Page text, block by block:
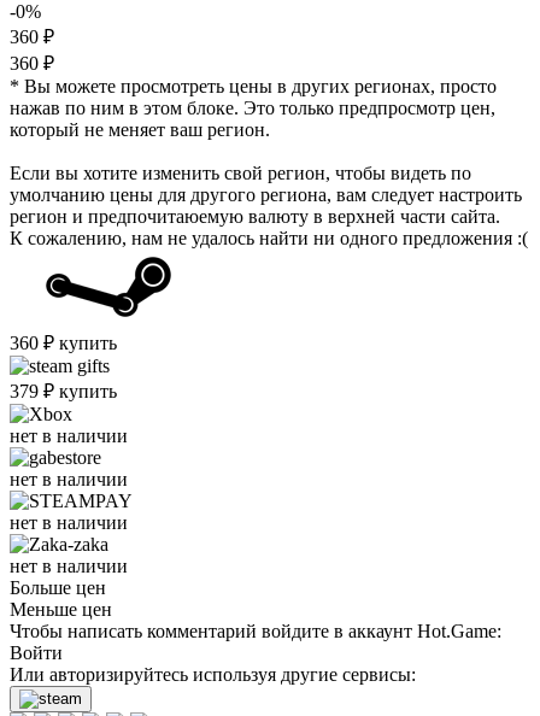
-0%
360 ₽
360 ₽
* Вы можете просмотреть цены в других регионах, просто
нажав по ним в этом блоке. Это только предпросмотр цен,
который не меняет ваш регион.
Если вы хотите изменить свой регион, чтобы видеть по
умолчанию цены для другого региона, вам следует настроить
регион и предпочитаюемую валюту в верхней части сайта.
К сожалению, нам не удалось найти ни одного предложения :(
360 ₽ купить
379 ₽ купить
нет в наличии
нет в наличии
нет в наличии
нет в наличии
Больше цен
Меньше цен
Чтобы написать комментарий войдите в аккаунт Hot.Game:
Войти
Или авторизируйтесь используя другие сервисы: